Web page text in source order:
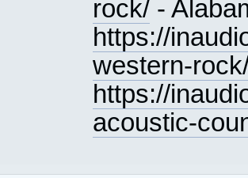
rock/ -
https://
western-
https://
acoustic-